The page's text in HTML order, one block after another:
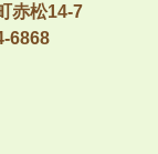
赤松14-7
6868